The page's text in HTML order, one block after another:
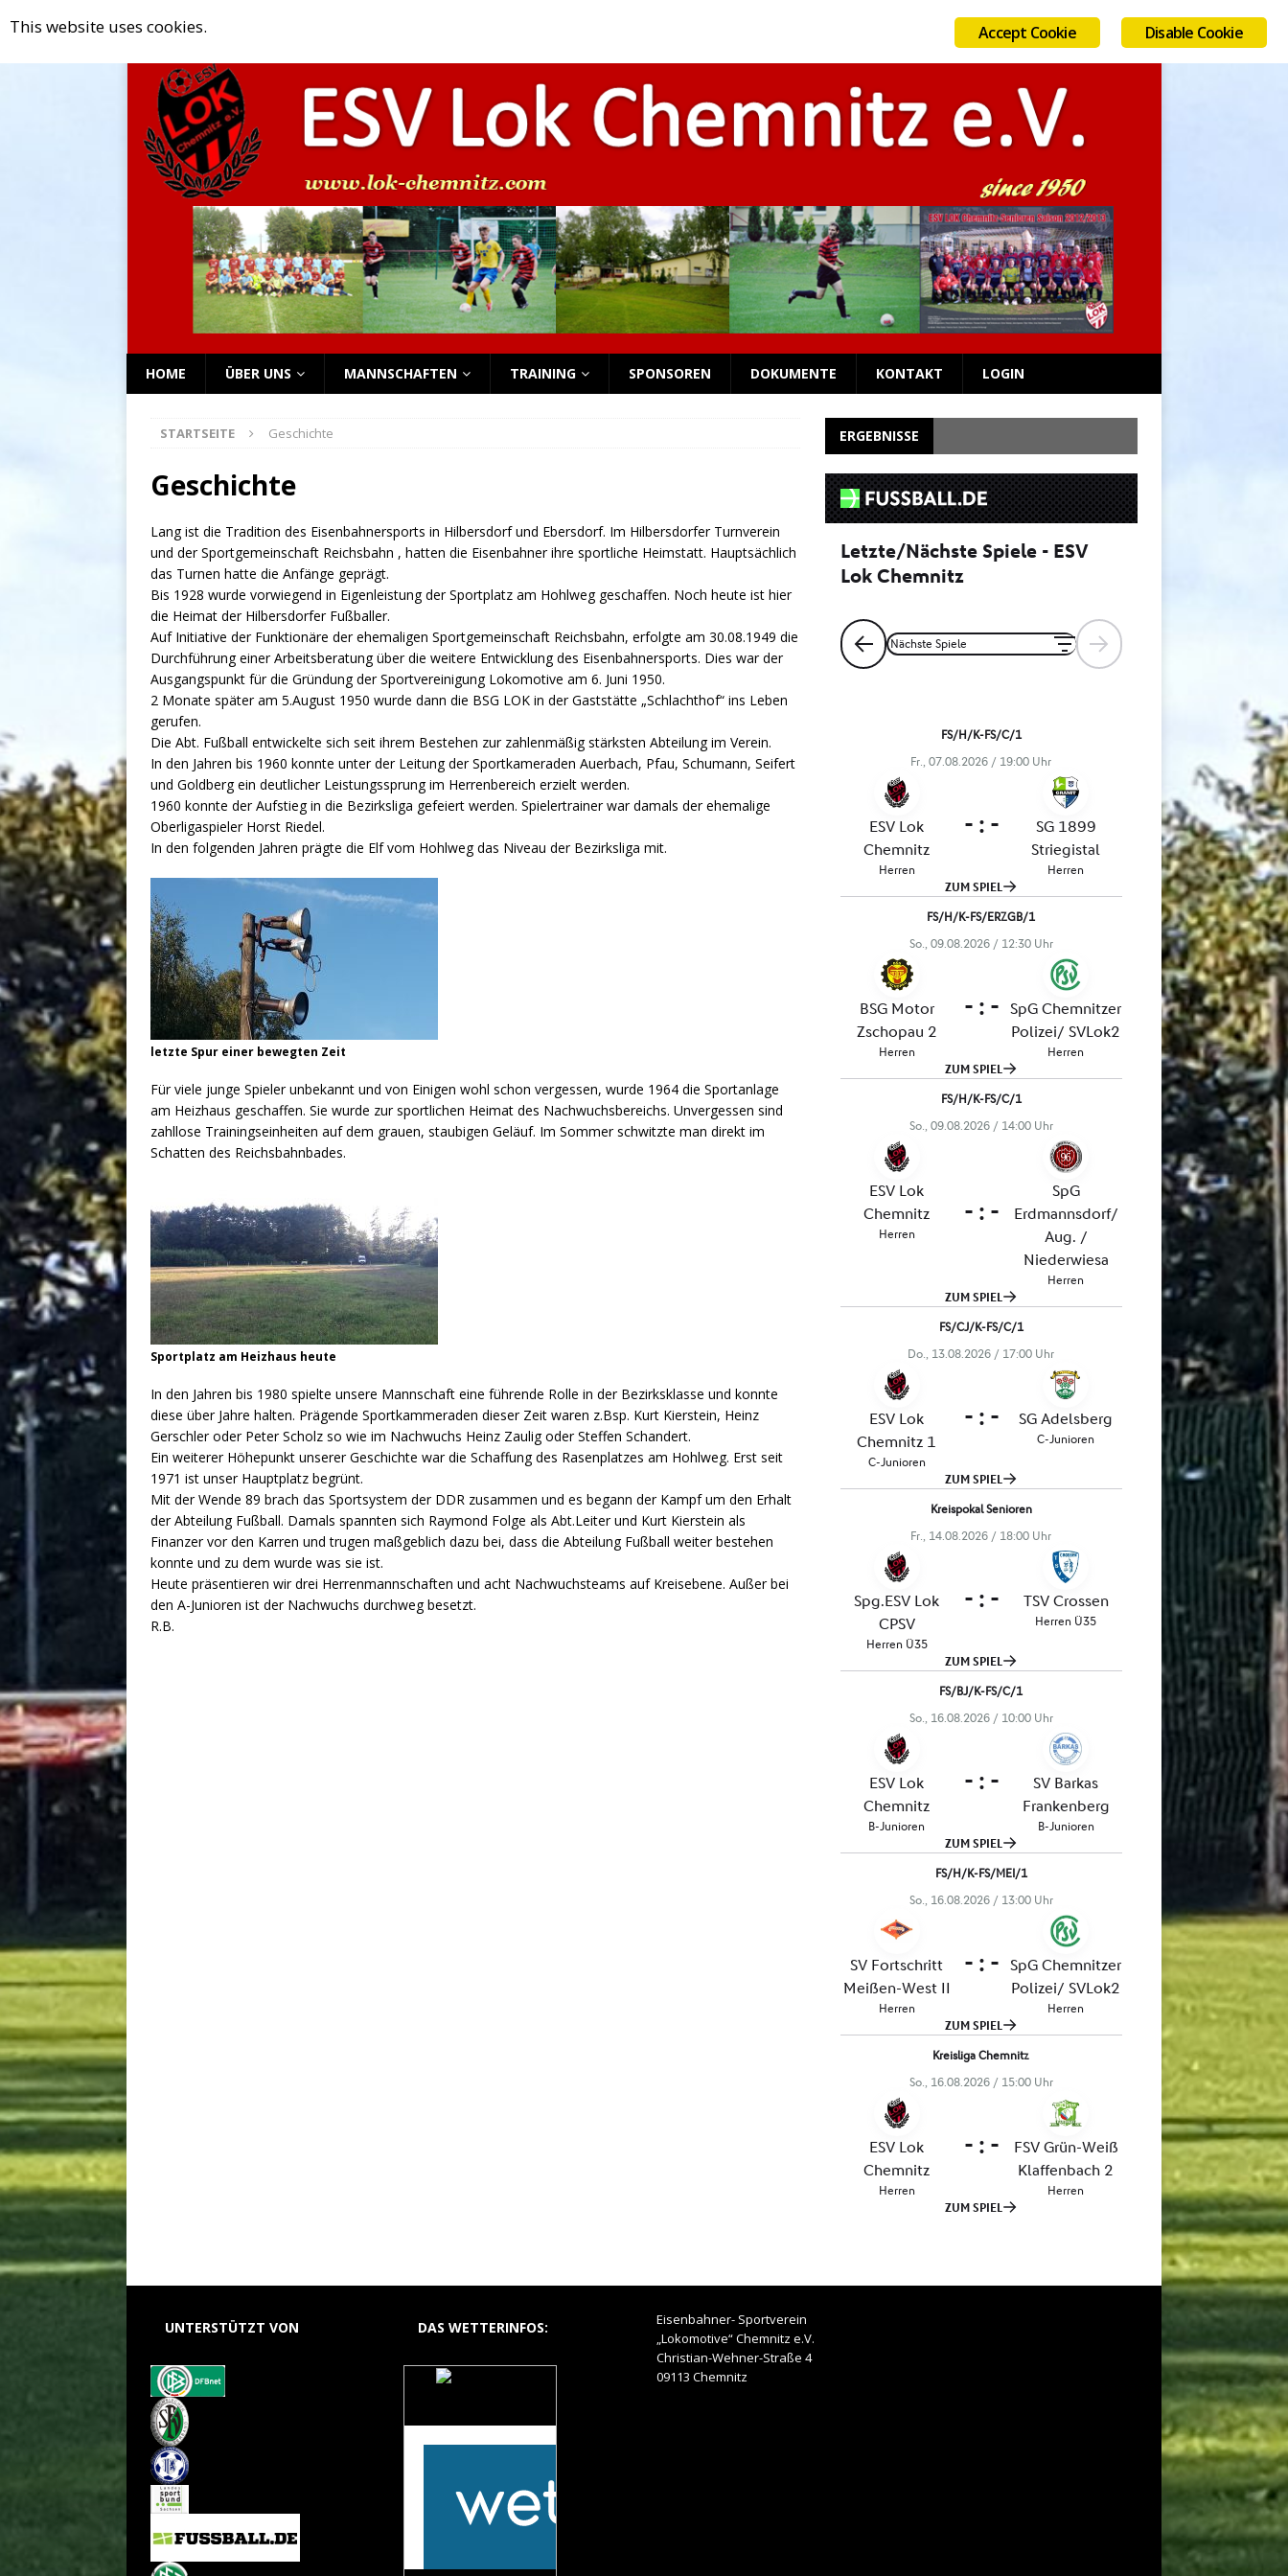
Rückblick auf das Nachwuchs-Wochenende NACHWUCHS
[ April 2, 2025 ] Rückblick auf das Nachwuchs-Wochenende NACHWUCHS
[ September 2, 2025 ]
AUGUST 6, 2026
HOME ÜBER UNS MANNSCHAFTEN TRAINING SPONSOREN DOKUMENTE KONTAKT LOGIN
STARTSEITE Geschichte
Geschichte
Lang ist die Tradition des Eisenbahnersports in Hilbersdorf und Ebersdorf. Im Hilbersdorfer Turnverein
und der Sportgemeinschaft Reichsbahn , hatten die Eisenbahner ihre sportliche Heimstatt. Hauptsächlich
das Turnen hatte die Anfänge geprägt.
Bis 1928 wurde vorwiegend in Eigenleistung der Sportplatz am Hohlweg geschaffen. Noch heute ist hier
die Heimat der Hilbersdorfer Fußballer.
Auf Initiative der Funktionäre der ehemaligen Sportgemeinschaft Reichsbahn, erfolgte am 30.08.1949 die
Durchführung einer Arbeitsberatung über die weitere Entwicklung des Eisenbahnersports. Dies war der
Ausgangspunkt für die Gründung der Sportvereinigung Lokomotive am 6. Juni 1950.
2 Monate später am 5.August 1950 wurde dann die BSG LOK in der Gaststätte „Schlachthof“ ins Leben
gerufen.
Die Abt. Fußball entwickelte sich seit ihrem Bestehen zur zahlenmäßig stärksten Abteilung im Verein.
In den Jahren bis 1960 konnte unter der Leitung der Sportkameraden Auerbach, Pfau, Schumann, Seifert
und Goldberg ein deutlicher Leistungssprung im Herrenbereich erzielt werden.
1960 konnte der Aufstieg in die Bezirksliga gefeiert werden. Spielertrainer war damals der ehemalige
Oberligaspieler Horst Riedel.
In den folgenden Jahren prägte die Elf vom Hohlweg das Niveau der Bezirksliga mit.
letzte Spur einer bewegten Zeit
Für viele junge Spieler unbekannt und von Einigen wohl schon vergessen, wurde 1964 die Sportanlage
am Heizhaus geschaffen. Sie wurde zur sportlichen Heimat des Nachwuchsbereichs. Unvergessen sind
zahllose Trainingseinheiten auf dem grauen, staubigen Geläuf. Im Sommer schwitzte man direkt im
Schatten des Reichsbahnbades.
Sportplatz am Heizhaus heute
In den Jahren bis 1980 spielte unsere Mannschaft eine führende Rolle in der Bezirksklasse und konnte
diese über Jahre halten. Prägende Sportkammeraden dieser Zeit waren z.Bsp. Kurt Kierstein, Heinz
Gerschler oder Peter Scholz so wie im Nachwuchs Heinz Zaulig oder Steffen Schandert.
Ein weiterer Höhepunkt unserer Geschichte war die Schaffung des Rasenplatzes am Hohlweg. Erst seit
1971 ist unser Hauptplatz begrünt.
Mit der Wende 89 brach das Sportsystem der DDR zusammen und es begann der Kampf um den Erhalt
der Abteilung Fußball. Damals spannten sich Raymond Folge als Abt.Leiter und Kurt Kierstein als
Finanzer vor den Karren und trugen maßgeblich dazu bei, dass die Abteilung Fußball weiter bestehen
konnte und zu dem wurde was sie ist.
Heute präsentieren wir drei Herrenmannschaften und acht Nachwuchsteams auf Kreisebene. Außer bei
den A-Junioren ist der Nachwuchs durchweg besetzt.
R.B.
ERGEBNISSE
UNTERSTÜTZT VON DAS WETTERINFOS:
Eisenbahner- Sportverein
„Lokomotive“ Chemnitz e.V.
Christian-Wehner-Straße 4
09113 Chemnitz
Disable Cookie
Accept Cookie
This website uses cookies.